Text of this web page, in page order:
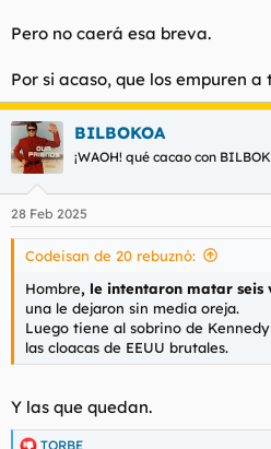
Pero no caerá esa breva.
Por si acaso, que los empuren a
BILBOKOA
¡WAOH! qué cacao con
28 Feb 2025
Codeisan de 20 rebuznó:
Hombre, le intentaron matar seis
una le dejaron sin media oreja.
Luego tiene al sobrino de
las cloacas de EEUU brutales.
Y las que quedan.
TORBE